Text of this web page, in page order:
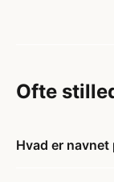
Ofte
Hvad er